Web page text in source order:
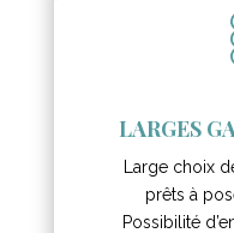
LARGES
Large choix
prêts à
Possibilité